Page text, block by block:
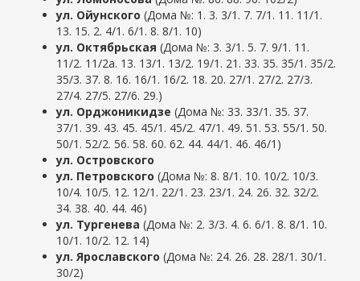
ул. Ойунского (Дома №: 1. 3. 3/1. 7. 7/1. 11. 11/1.
13. 15. 2. 4/1. 6/1. 8. 8/1. 10)
ул. Октябрьская (Дома №: 3. 3/1. 5. 7. 9/1. 11.
11/2. 11/2a. 13. 13/1. 13/2. 19/1. 21. 33. 35. 35/1. 35/2.
35/3. 37. 8. 16. 16/1. 16/2. 18. 20. 27/1. 27/2. 27/3.
27/4. 27/5. 27/6. 29.)
ул. Орджоникидзе (Дома №: 33. 33/1. 35. 37.
37/1. 39. 43. 45. 45/1. 45/2. 47/1. 49. 51. 53. 55/1 . 50.
50/1. 52/2. 56. 58. 60. 62. 44. 44/1. 46. 46/1 )
ул. Островского
ул. Петровского (Дома №: 8. 8/1. 10. 10/2. 10/3.
10/4. 10/5. 12. 12/1 . 22/1. 23. 23/1. 24. 26. 32. 32/2.
34. 38. 40. 44. 46)
ул. Тургенева (Дома №: 2. 3/3. 4. 6. 6/1. 8. 8/1. 10.
10/1. 10/2. 12. 14)
ул. Ярославского (Дома №: 24. 26. 28. 28/1. 30/1.
30/2)